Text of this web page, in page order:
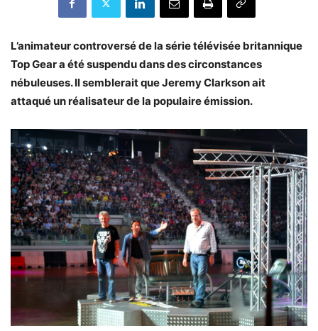
L’animateur controversé de la série télévisée britannique
Top Gear a été suspendu dans des circonstances
nébuleuses. Il semblerait queJeremy Clarksonait
attaqué un réalisateur de la populaire émission.